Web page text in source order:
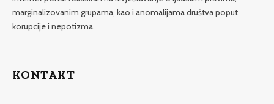
marginalizovanim grupama, kao i anomalijama društva poput
korupcije i nepotizma.
KONTAKT